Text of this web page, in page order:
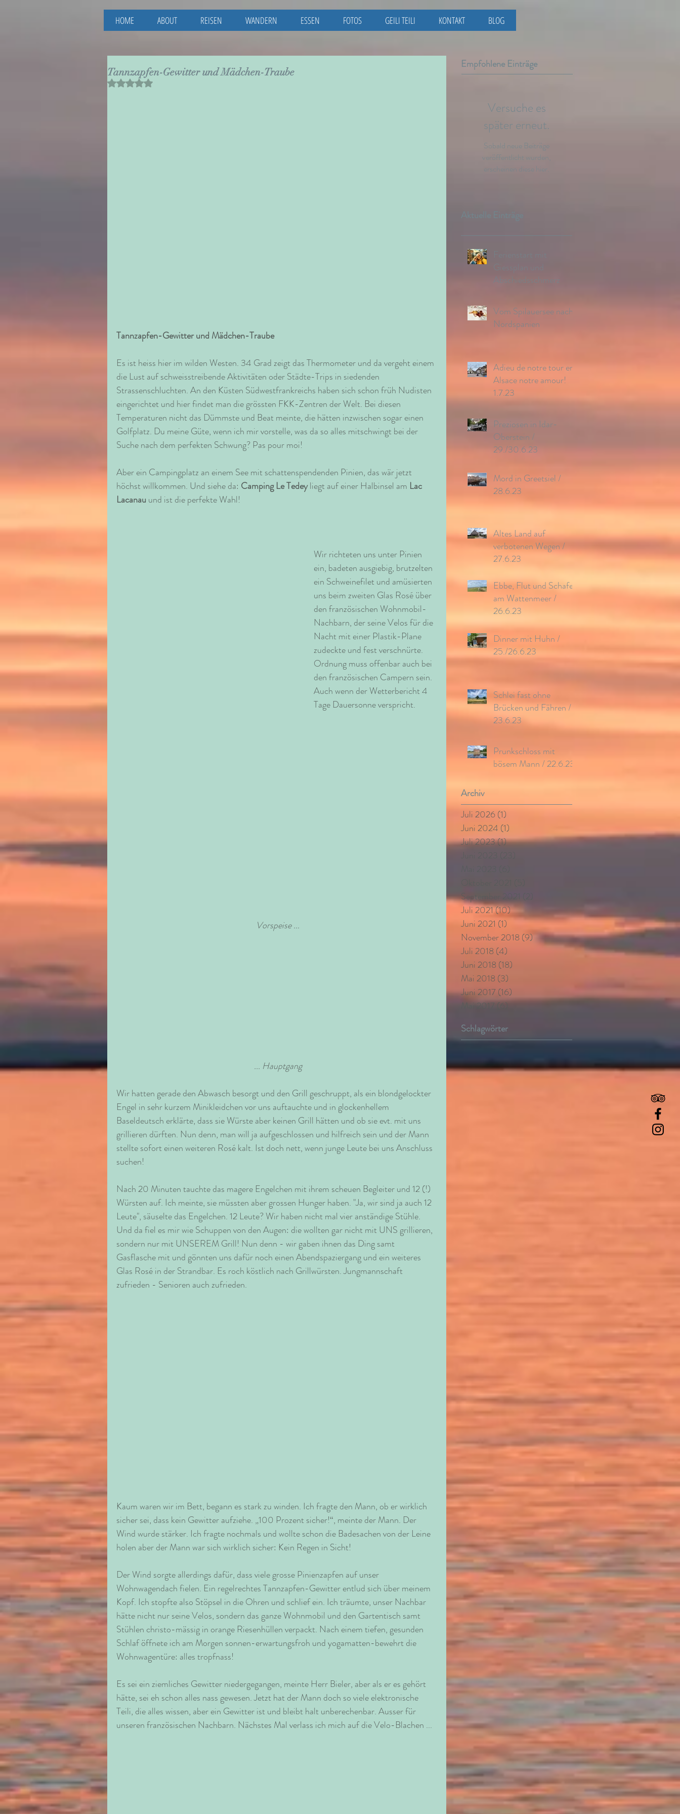
HOME ABOUT REISEN WANDERN ESSEN FOTOS GEILI TEILI KONTAKT BLOG
Tannzapfen-Gewitter und Mädchen-Traube
Mit NaN von 5 Sternen bewertet.
Tannzapfen-Gewitter und Mädchen-Traube
Es ist heiss hier im wilden Westen. 34 Grad zeigt das Thermometer und da vergeht einem
die Lust auf schweisstreibende Aktivitäten oder Städte-Trips in siedenden
Strassenschluchten. An den Küsten Südwestfrankreichs haben sich schon früh Nudisten
eingerichtet und hier findet man die grössten FKK-Zentren der Welt. Bei diesen
Temperaturen nicht das Dümmste und Beat meinte, die hätten inzwischen sogar einen
Golfplatz. Du meine Güte, wenn ich mir vorstelle, was da so alles mitschwingt bei der
Suche nach dem perfekten Schwung? Pas pour moi!
Aber ein Campingplatz an einem See mit schattenspendenden Pinien, das wär jetzt
höchst willkommen. Und siehe da: Camping Le Tedey liegt auf einer Halbinsel am Lac
Lacanau und ist die perfekte Wahl!
Wir richteten uns unter Pinien
ein, badeten ausgiebig, brutzelten
ein Schweinefilet und amüsierten
uns beim zweiten Glas Rosé über
den französischen Wohnmobil-
Nachbarn, der seine Velos für die
Nacht mit einer Plastik-Plane
zudeckte und fest verschnürte.
Ordnung muss offenbar auch bei
den französischen Campern sein.
Auch wenn der Wetterbericht 4
Tage Dauersonne verspricht.
Vorspeise ...
... Hauptgang
Wir hatten gerade den Abwasch besorgt und den Grill geschruppt, als ein blondgelockter
Engel in sehr kurzem Minikleidchen vor uns auftauchte und in glockenhellem
Baseldeutsch erklärte, dass sie Würste aber keinen Grill hätten und ob sie evt. mit uns
grillieren dürften. Nun denn, man will ja aufgeschlossen und hilfreich sein und der Mann
stellte sofort einen weiteren Rosé kalt. Ist doch nett, wenn junge Leute bei uns Anschluss
suchen!
Nach 20 Minuten tauchte das magere Engelchen mit ihrem scheuen Begleiter und 12 (!)
Würsten auf. Ich meinte, sie müssten aber grossen Hunger haben. "Ja, wir sind ja auch 12
Leute", säuselte das Engelchen. 12 Leute? Wir haben nicht mal vier anständige Stühle.
Und da fiel es mir wie Schuppen von den Augen: die wollten gar nicht mit UNS grillieren,
sondern nur mit UNSEREM Grill! Nun denn - wir gaben ihnen das Ding samt
Gasflasche mit und gönnten uns dafür noch einen Abendspaziergang und ein weiteres
Glas Rosé in der Strandbar. Es roch köstlich nach Grillwürsten. Jungmannschaft
zufrieden - Senioren auch zufrieden.
Kaum waren wir im Bett, begann es stark zu winden. Ich fragte den Mann, ob er wirklich
sicher sei, dass kein Gewitter aufziehe. „100 Prozent sicher!“, meinte der Mann. Der
Wind wurde stärker. Ich fragte nochmals und wollte schon die Badesachen von der Leine
holen aber der Mann war sich wirklich sicher: Kein Regen in Sicht!
Der Wind sorgte allerdings dafür, dass viele grosse Pinienzapfen auf unser
Wohnwagendach fielen. Ein regelrechtes Tannzapfen-Gewitter entlud sich über meinem
Kopf. Ich stopfte also Stöpsel in die Ohren und schlief ein. Ich träumte, unser Nachbar
hätte nicht nur seine Velos, sondern das ganze Wohnmobil und den Gartentisch samt
Stühlen christo-mässig in orange Riesenhüllen verpackt. Nach einem tiefen, gesunden
Schlaf öffnete ich am Morgen sonnen-erwartungsfroh und yogamatten-bewehrt die
Wohnwagentüre: alles tropfnass!
Es sei ein ziemliches Gewitter niedergegangen, meinte Herr Bieler, aber als er es gehört
hätte, sei eh schon alles nass gewesen. Jetzt hat der Mann doch so viele elektronische
Teili, die alles wissen, aber ein Gewitter ist und bleibt halt unberechenbar. Ausser für
unseren französischen Nachbarn. Nächstes Mal verlass ich mich auf die Velo-Blachen ...
Empfohlene Einträge
Versuche es
später erneut.
Sobald neue Beiträge
veröffentlicht wurden,
erscheinen diese hier.
Abschiedsschmerz
Vom Spilauersee nach
Nordspanien
Adieu de notre tour en
Alsace notre amour!
1.7.23
Preziosen in Idar-
Oberstein /
29./30.6.23
Mord in Greetsiel /
28.6.23
Altes Land auf
verbotenen Wegen /
27.6.23
Ebbe, Flut und Schafe
am Wattenmeer /
26.6.23
Dinner mit Huhn /
25./26.6.23
Schlei fast ohne
Brücken und Fähren /
23.6.23
Prunkschloss mit
bösem Mann / 22.6.23
Archiv
Juli 2026(1)
Juni 2024 (1)
Juli 2023(1)1 Beitrag
Juni 2023
September 2021
Juli 2021(10)10 Beiträge
Juni 2021 (1) 1 Beitrag
November 2018 (9) 9 Beiträge
Juli 2018(4)
Juni 2018 (18)
Mai 2018 (3)
Juni 2017 (16)
Mai 2017(6)6 Beiträge
Schlagwörter